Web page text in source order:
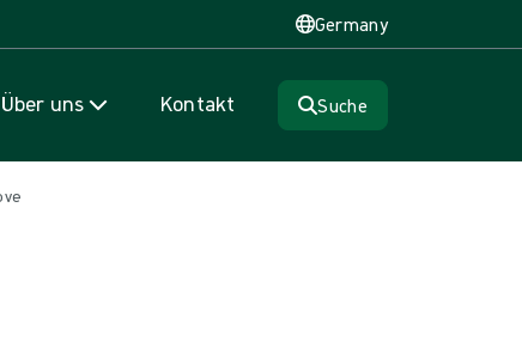
Germany
Über uns Kontakt Suche